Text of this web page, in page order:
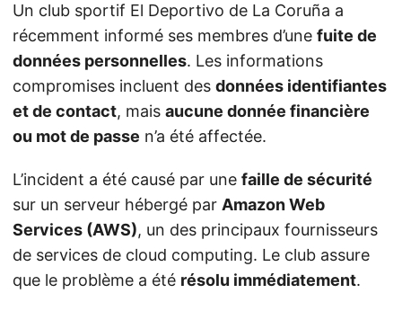
Un club sportif El Deportivo de La Coruña a
récemment informé ses membres d’une fuite de
données personnelles. Les informations
compromises incluent des données identifiantes
et de contact, mais aucune donnée financière
ou mot de passe n’a été affectée.
L’incident a été causé par une faille de sécurité
sur un serveur hébergé par Amazon Web
Services (AWS), un des principaux fournisseurs
de services de cloud computing. Le club assure
que le problème a été résolu immédiatement.